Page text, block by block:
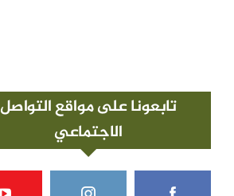
تابعونا على مواقع التواصل
الاجتماعي